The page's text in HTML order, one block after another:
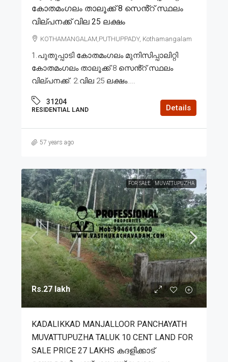
കോതമംഗലം താലൂക്ക് 8 സെൻ്റ് സ്ഥലം
വില്പനക്ക് വില 25 ലക്ഷം
KOTHAMANGALAM,PUTHUPPADY, Kothamangalam
1.പുതുപ്പാടി കോതമംഗലം മുനിസിപ്പാലിറ്റി
കോതമംഗലം താലൂക്ക് 8 സെൻ്റ് സ്ഥലം
വില്പനക്ക്. 2.വില 25 ലക്ഷം....
31204
RESIDENTIAL LAND Details
57 years ago
FOR SALE MUVATTUPUZHA
Rs.27 lakh
KADALIKKAD MANJALLOOR PANCHAYATH
MUVATTUPUZHA TALUK 10 CENT LAND FOR
SALE PRICE 27 LAKHS കദളിക്കാട്